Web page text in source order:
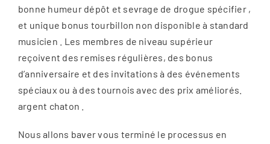
bonne humeur dépôt et sevrage de drogue spécifier ,
et unique bonus tourbillon non disponible à standard
musicien . Les membres de niveau supérieur
reçoivent des remises régulières, des bonus
d’anniversaire et des invitations à des événements
spéciaux ou à des tournois avec des prix améliorés.
argent chaton .
Nous allons baver vous terminé le processus en